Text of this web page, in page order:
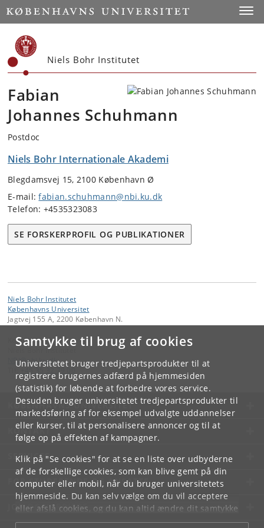
Samtykke til brug af cookies
Universitetet bruger tredjepartsprodukter til at
registrere brugernes adfærd på hjemmesiden
(statistik) for løbende at forbedre vores service.
Desuden bruger universitetet tredjepartsprodukter til
markedsføring af for eksempel udvalgte uddannelser
eller kurser, til at personalisere annoncer og til at
følge op på effekten af kampagner.
Klik på "Se cookies" for at se en liste over udbyderne
af de forskellige cookies, som kan blive gemt på din
computer eller mobil, når du bruger universitetets
hjemmeside. Du kan selv vælge om du vil acceptere
eller afslå cookies, og du kan altid ændre dit samtykke
underCookie- og privatlivspolitiksom du finder i
Start
Niels Bohr Institutet
Fabian
Johannes Schuhmann
Postdoc
Niels Bohr Internationale Akademi
Blegdamsvej 15, 2100 København Ø
E-mail:fabian.schuhmann@nbi.ku.dk
Telefon: +4535323083
SE FORSKERPROFIL OG PUBLIKATIONER
Niels Bohr Institutet
Københavns Universitet
Jagtvej 155 A, 2200 København N.
Kontakt:
Niels Bohr Institutet
NBI@ nbi ku.dk
KØBENHAVNS UNIVERSITET
KONTAKT
SERVICES
FOR STUDERENDE OG ANSATTE
JOB OG KARRIERE